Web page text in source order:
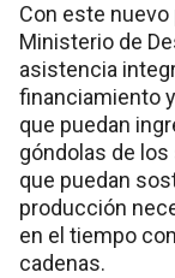
Con este nuevo
Ministerio de
asistencia
financiamiento
que puedan
góndolas de
que puedan
producción
en el tiempo
cadenas.